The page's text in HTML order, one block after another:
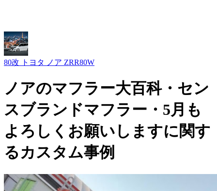
80改 トヨタ ノア ZRR80W
ノアのマフラー大百科・セン
スブランドマフラー・5月も
よろしくお願いしますに関す
るカスタム事例